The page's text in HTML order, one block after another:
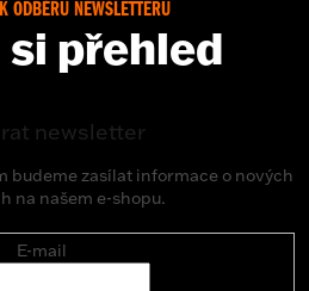
ODBĚRU NEWSLETTERU
si přehled
newsletter
budeme zasílat informace o nových
na našem e-shopu.
E-mail